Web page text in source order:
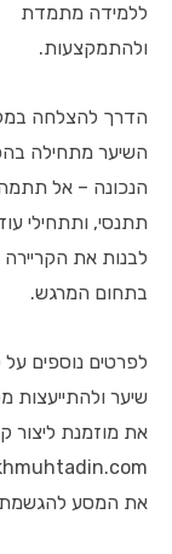
ללמידה מתמדת
ולהתמקצעות.
הדרך להצלחה
השיער מתחילה
הנכונה – אל
תתנסי, ותתחילי
לבנות את
בתחום המרגש.
לפרטים נוספים על
שיער ולהתייעצות
את מוזמנת ליצור
את המסע